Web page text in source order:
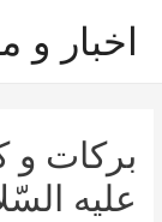
اخبار و
بركات‌ و
عليه‌